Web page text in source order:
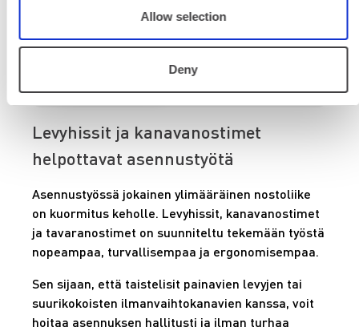
Allow selection
Deny
Levyhissit ja kanavanostimet
helpottavat asennustyötä
Asennustyössä jokainen ylimääräinen nostoliike
on kuormitus keholle. Levyhissit, kanavanostimet
ja tavaranostimet on suunniteltu tekemään työstä
nopeampaa, turvallisempaa ja ergonomisempaa.
Sen sijaan, että taistelisit painavien levyjen tai
suurikokoisten ilmanvaihtokanavien kanssa, voit
hoitaa asennuksen hallitusti ja ilman turhaa